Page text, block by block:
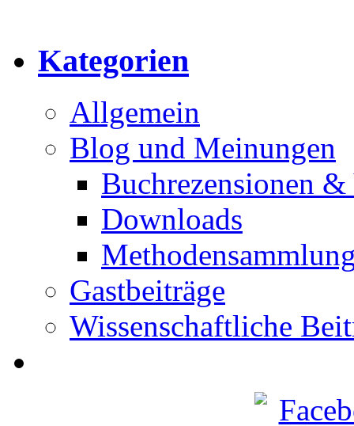
Kategorien
Allgemein
Blog und Meinungen
Buchrezensionen
Downloads
Gastbeiträge
Wissenschaftliche